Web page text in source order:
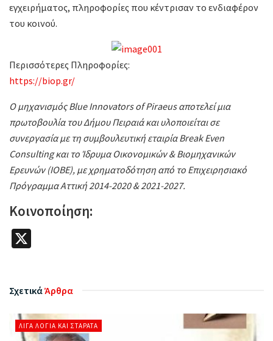
εγχειρήματος, πληροφορίες που κέντρισαν το ενδιαφέρον
του κοινού.
Περισσότερες Πληροφορίες:
https://biop.gr/
Ο μηχανισμός Blue Innovators of Piraeus αποτελεί μια
πρωτοβουλία του Δήμου Πειραιά και υλοποιείται σε
συνεργασία με τη συμβουλευτική εταιρία Break Even
Consulting και το Ίδρυμα Οικονομικών & Βιομηχανικών
Ερευνών (ΙΟΒΕ), με χρηματοδότηση από το Επιχειρησιακό
Πρόγραμμα Αττική 2014-2020 & 2021-2027.
Κοινοποίηση:
ΣχετικάΆρθρα
ΛΊΓΑ ΛΌΓΙΑ ΚΑΙ ΣΤΑΡΆΤΑ